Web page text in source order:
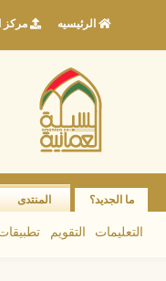
الرئيسيه مركز
ما الجديد؟ المنتدى
التعليمات التقويم